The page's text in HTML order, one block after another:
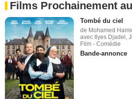
Films Prochainement
Tombé du ciel
de Mohamed
avec Ilyes Djadel,
Film - Comédie
Bande-annonce